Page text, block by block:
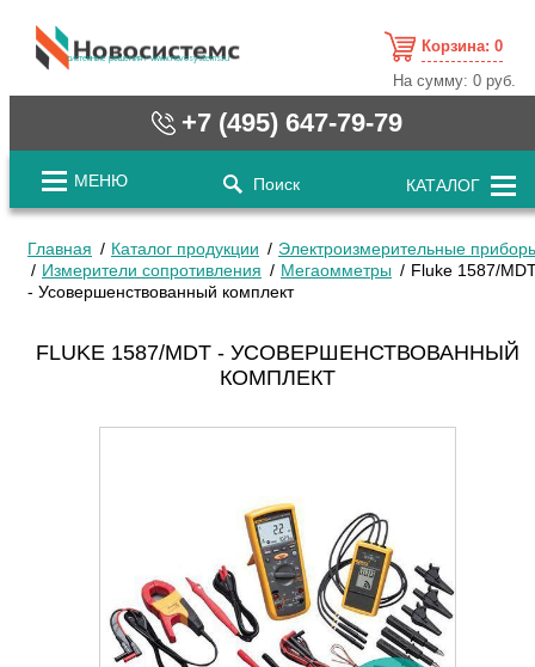
cистемные решения / www.novosystems.ru
Корзина: 0
На сумму:0 руб.
+7 (495) 647-79-79
МЕНЮ Поиск КАТАЛОГ
Главная Каталог продукции
Электроизмерительные
Измерители сопротивления
Мегаомметры
Fluke 1587/
- Усовершенствованный комплект
FLUKE 1587/MDT - УСОВЕРШЕНСТВОВАННЫЙ
КОМПЛЕКТ